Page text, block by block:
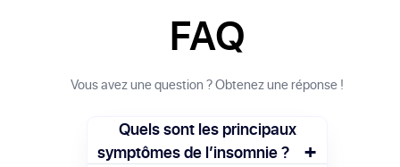
FAQ
Vous avez une question ? Obtenez une réponse !
Quels sont les principaux
symptômes de l’insomnie ?
+